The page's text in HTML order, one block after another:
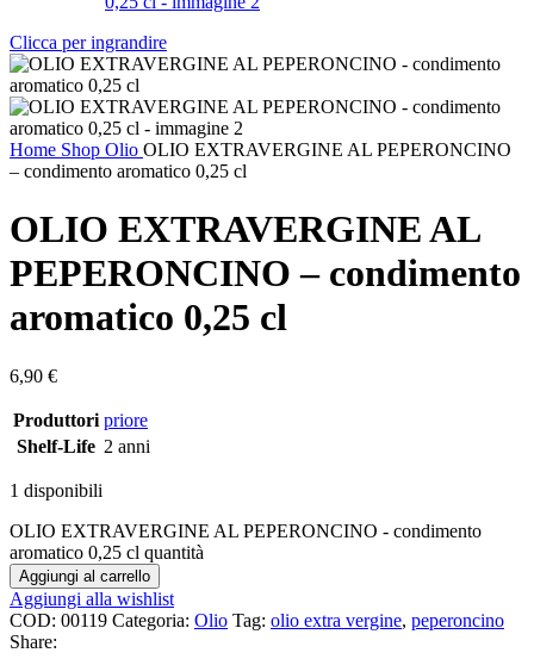
Clicca per ingrandire
Home Shop Olio OLIO EXTRAVERGINE AL PEPERONCINO
– condimento aromatico 0,25 cl
OLIO EXTRAVERGINE AL
PEPERONCINO – condimento
aromatico 0,25 cl
6,90 €
Produttori priore
Shelf-Life 2 anni
1 disponibili
OLIO EXTRAVERGINE AL PEPERONCINO - condimento
aromatico 0,25 cl quantità
Aggiungi al carrello
Aggiungi alla wishlist
COD: 00119 Categoria: Olio Tag: olio extra vergine, peperoncino
Share: